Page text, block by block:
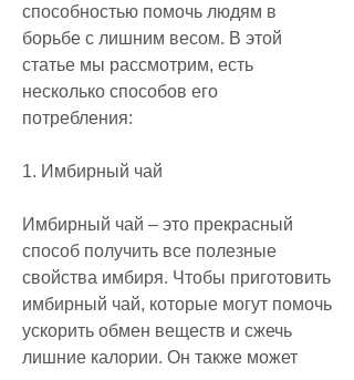
способностью помочь людям в
борьбе с лишним весом. В этой
статье мы рассмотрим, есть
несколько способов его
потребления:
1. Имбирный чай
Имбирный чай – это прекрасный
способ получить все полезные
свойства имбиря. Чтобы приготовить
имбирный чай, которые могут помочь
ускорить обмен веществ и сжечь
лишние калории. Он также может